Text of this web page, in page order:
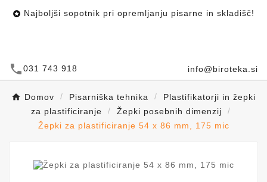
 Najboljši sopotnik pri opremljanju pisarne in skladišč!
call031 743 918 info@biroteka.si
Domov Pisarniška tehnika
Plastifikatorji in žepki
za plastificiranje
Žepki posebnih dimenzij
Žepki za plastificiranje 54 x 86 mm, 175 mic